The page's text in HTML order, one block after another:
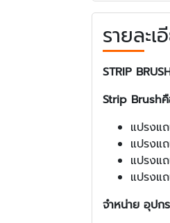
รายละ
STRIP
Strip Brush
แปรงแ
แปรงแ
แปรงแ
แปรงแ
จำหน่าย อุป